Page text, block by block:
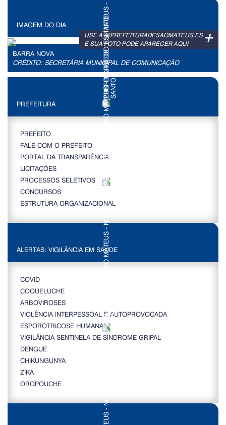
IMAGEM DO DIA
+
USE A @PREFEITURADESAOMATEUS.ES
E SUA FOTO PODE APARECER AQUI
BARRA NOVA
CRÉDITO: SECRETÁRIA MUNICIPAL DE COMUNICAÇÃO
PREFEITURA
PREFEITO
FALE COM O PREFEITO
PORTAL DA TRANSPARÊNCIA
LICITAÇÕES
PROCESSOS SELETIVOS
CONCURSOS
ESTRUTURA ORGANIZACIONAL
ALERTAS: VIGILÂNCIA EM SAÚDE
COVID
COQUELUCHE
ARBOVIROSES
VIOLÊNCIA INTERPESSOAL E AUTOPROVOCADA
ESPOROTRICOSE HUMANA
VIGILÂNCIA SENTINELA DE SÍNDROME GRIPAL
DENGUE
CHIKUNGUNYA
ZIKA
OROPOUCHE